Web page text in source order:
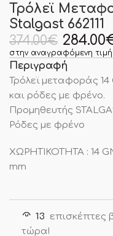
Τρόλεϊ
Stalgast 662111
374.00€ 284.00
στην αναγραφόμενη
Περιγραφή
Τρόλεϊ μεταφοράς 14
και ρόδες με φρένο.
Προμηθευτής
Ρόδες με φρένο
ΧΩΡΗΤΙΚΟΤΗΤΑ : 14
mm
13 επισκέπτες
τώρα!